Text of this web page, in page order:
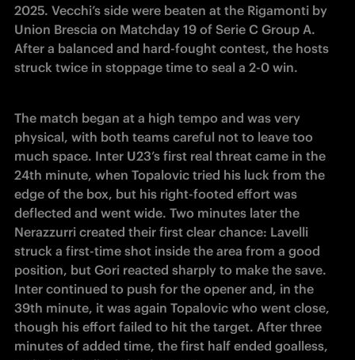
2025. Vecchi’s side were beaten at the Rigamonti by
Union Brescia on Matchday 19 of Serie C Group A.
After a balanced and hard-fought contest, the hosts
struck twice in stoppage time to seal a 2-0 win.
The match began at a high tempo and was very
physical, with both teams careful not to leave too
much space. Inter U23’s first real threat came in the
24th minute, when Topalovic tried his luck from the
edge of the box, but his right-footed effort was
deflected and went wide. Two minutes later the
Nerazzurri created their first clear chance: Lavelli
struck a first-time shot inside the area from a good
position, but Gori reacted sharply to make the save.
Inter continued to push for the opener and, in the
39th minute, it was again Topalovic who went close,
though his effort failed to hit the target. After three
minutes of added time, the first half ended goalless,